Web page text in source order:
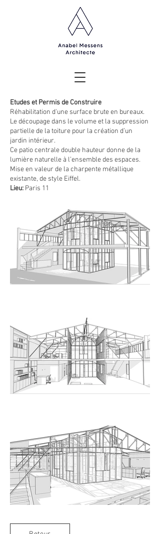
Etudes et Permis de Construire
Réhabilitation d'une surface brute en bureaux.
Le découpage dans le volume et la suppression
partielle de la toiture pour la création d’un
jardin intérieur.
Ce patio centrale double hauteur donne de la
lumière naturelle à l’ensemble des espaces.
Mise en valeur de la charpente métallique
existante, de style Eiffel.
Lieu: Paris 11